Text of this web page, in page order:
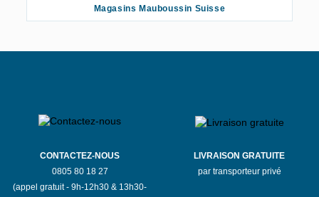
Magasins Mauboussin Suisse
CONTACTEZ-NOUS
0805 80 18 27
(appel gratuit - 9h-12h30 & 13h30-
LIVRAISON GRATUITE
par transporteur privé